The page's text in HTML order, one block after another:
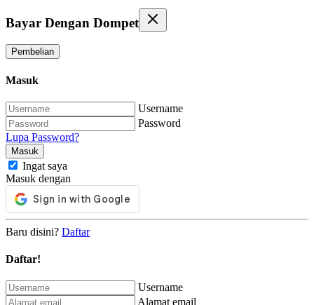
Bayar Dengan Dompet
Pembelian
Masuk
Username
Password
Lupa Password?
Ingat saya
Masuk dengan
Baru disini? Daftar
Daftar!
Username
Alamat email